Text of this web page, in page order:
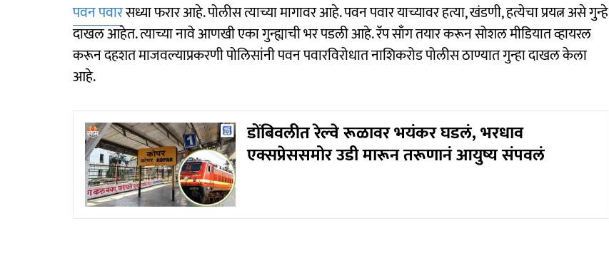
पवन पवारसध्या फरार आहे. पोलीस त्याच्या मागावर आहे. पवन पवार याच्यावर हत्या, खंडणी, हत्येचा प्रयत्न असे गुन्हे
दाखल आहेत. त्याच्या नावे आणखी एका गुन्ह्याची भर पडली आहे. रॅप साँग तयार करून सोशल मीडियात व्हायरल
करून दहशत माजवल्याप्रकरणी पोलिसांनी पवन पवारविरोधात नाशिकरोड पोलीस ठाण्यात गुन्हा दाखल केला
आहे.
डोंबिवलीत रेल्वे रूळावर भयंकर घडलं, भरधाव
एक्सप्रेससमोर उडी मारून तरूणानं आयुष्य संपवलं